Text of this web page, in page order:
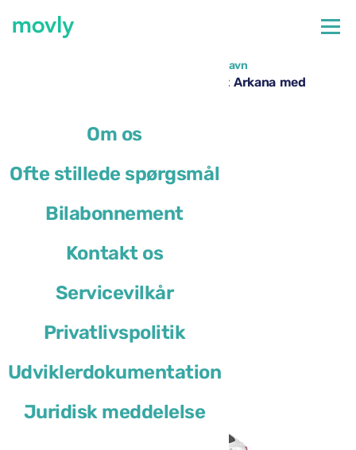
Om os
Ofte stillede spørgsmål
Bilabonnement
Kontakt os
Servicevilkår
Privatlivspolitik
Udviklerdokumentation
Juridisk meddelelse
Alle tilgængelige biler i Lissabon Lufthavn
Billeje i Lissabon Lufthavn – Renault Arkana med
Renault Arkana